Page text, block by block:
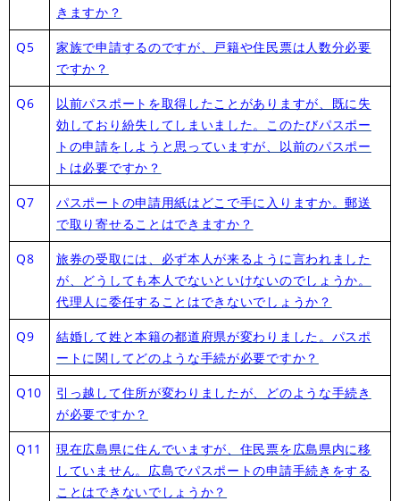
きますか？
Q5
家族で申請するのですが、戸籍や住民票は人数分必要
ですか？
Q6
以前パスポートを取得したことがありますが、既に失
効しており紛失してしまいました。このたびパスポー
トの申請をしようと思っていますが、以前のパスポー
トは必要ですか？
Q7
パスポートの申請用紙はどこで手に入りますか。郵送
で取り寄せることはできますか？
Q8
旅券の受取には、必ず本人が来るように言われました
が、どうしても本人でないといけないのでしょうか。
代理人に委任することはできないでしょうか？
Q9
結婚して姓と本籍の都道府県が変わりました。パスポ
ートに関してどのような手続が必要ですか？
Q10
引っ越して住所が変わりましたが、どのような手続き
が必要ですか？
Q11
現在広島県に住んでいますが、住民票を広島県内に移
していません。広島でパスポートの申請手続きをする
ことはできないでしょうか？